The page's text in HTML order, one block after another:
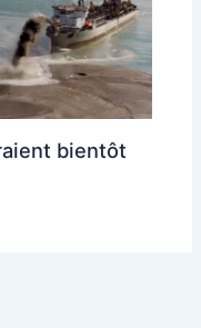
bientôt